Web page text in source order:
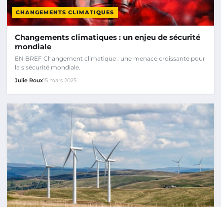
CHANGEMENTS CLIMATIQUES
Changements climatiques : un enjeu de sécurité
mondiale
EN BREF Changement climatique : une menace croissante pour
la s sécurité mondiale.
Julie Roux15 mars 2025